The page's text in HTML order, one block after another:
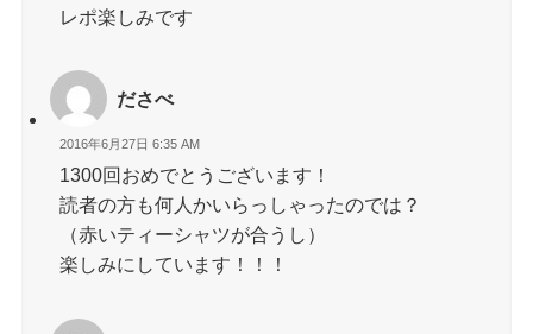
レポ楽しみです
ださべ
2016年6月27日 6:35 AM
1300回おめでとうございます！
読者の方も何人かいらっしゃったのでは？
（赤いティーシャツが合うし）
楽しみにしています！！！